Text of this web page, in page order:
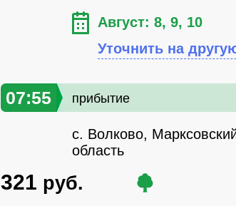
Август: 8, 9, 10
Уточнить на
07:55 прибытие
с. Волково,
область
321 руб.